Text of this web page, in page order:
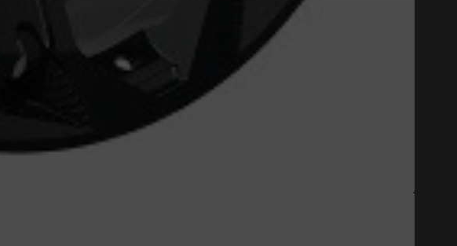
Fermer
recherche n'est disponible en ligne
vous faut. N'hésitez pas à contacter notre
pour votre configuration.
devez vérifier l'exactitude de l'information sur votre